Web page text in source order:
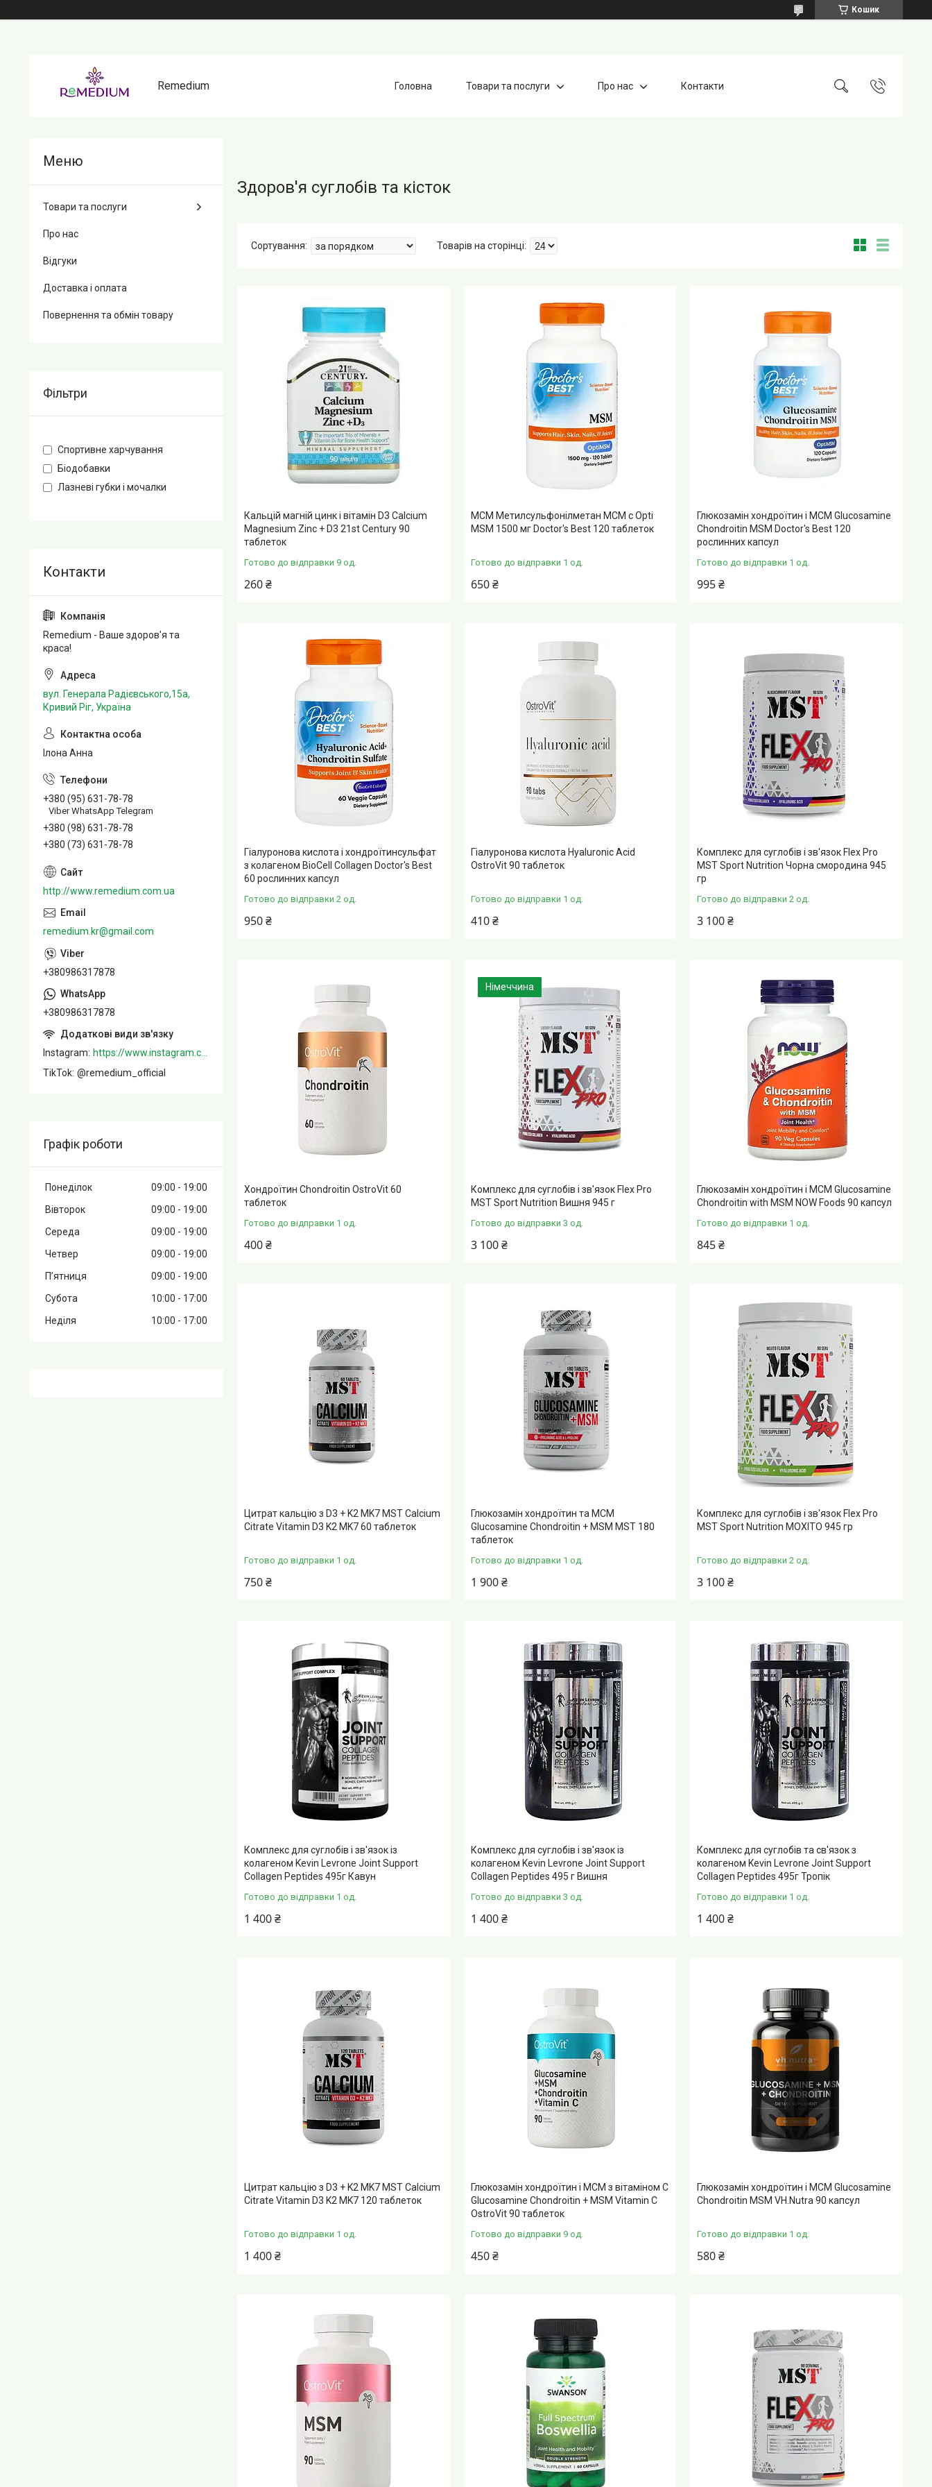
Кошик
Remedium Головна Товари та послуги Про нас Контакти
Здоров'я суглобів та кісток
Кальцій магній цинк і вітамін D3 Calcium
Magnesium Zinc + D3 21st Century 90
таблеток
Готово до відправки 9 од.
260 ₴
МСМ Метилсульфонілметан МСМ с Optі
MSM 1500 мг Doctor's Best 120 таблеток
Готово до відправки 1 од.
650 ₴
Глюкозамін хондроїтин і МСМ Glucosamine
Chondroitin MSM Doctor's Best 120
рослинних капсул
Готово до відправки 1 од.
995 ₴
Гіалуронова кислота і хондроїтинсульфат
з колагеном BioCell Collagen Doctor's Best
60 рослинних капсул
Готово до відправки 2 од.
950 ₴
Гіалуронова кислота Hyaluronic Acid
OstroVit 90 таблеток
Готово до відправки 1 од.
410 ₴
Комплекс для суглобів і зв'язок Flex Pro
MST Sport Nutrition Чорна смородина 945
гр
Готово до відправки 2 од.
3 100 ₴
Хондроїтин Chondroitin OstroVit 60
таблеток
Готово до відправки 1 од.
400 ₴
Німеччина
Комплекс для суглобів і зв'язок Flex Pro
MST Sport Nutrition Вишня 945 г
Готово до відправки 3 од.
3 100 ₴
Глюкозамін хондроїтин і МСМ Glucosamine
Chondroitin with MSM NOW Foods 90 капсул
Готово до відправки 1 од.
845 ₴
Цитрат кальцію з D3 + K2 MK7 MST Calcium
Citrate Vitamin D3 K2 MK7 60 таблеток
Готово до відправки 1 од.
750 ₴
Глюкозамін хондроїтин та МСМ
Glucosamine Chondroitin + MSM MST 180
таблеток
Готово до відправки 1 од.
1 900 ₴
Комплекс для суглобів і зв'язок Flex Pro
MST Sport Nutrition МОХІТО 945 гр
Готово до відправки 2 од.
3 100 ₴
Комплекс для суглобів і зв'язок із
колагеном Kevin Levrone Joint Support
Collagen Peptides 495г Кавун
Готово до відправки 1 од.
1 400 ₴
Комплекс для суглобів і зв'язок із
колагеном Kevin Levrone Joint Support
Collagen Peptides 495 г Вишня
Готово до відправки 3 од.
1 400 ₴
Комплекс для суглобів та св'язок з
колагеном Kevin Levrone Joint Support
Collagen Peptides 495г Тропік
Готово до відправки 1 од.
1 400 ₴
Цитрат кальцію з D3 + K2 MK7 MST Calcium
Citrate Vitamin D3 K2 MK7 120 таблеток
Готово до відправки 1 од.
1 400 ₴
Глюкозамін хондроїтин і МСМ з вітаміном C
Glucosamine Chondroitin + MSM Vitamin C
OstroVit 90 таблеток
Готово до відправки 9 од.
450 ₴
Глюкозамін хондроїтин і МСМ Glucosamine
Chondroitin MSM VH.Nutra 90 капсул
Готово до відправки 1 од.
580 ₴
Товари та послуги
Про нас
Відгуки
Доставка і оплата
Повернення та обмін товару
Фільтри
Спортивне харчування
Біодобавки
Лазневі губки і мочалки
Remedium - Ваше здоров'я та
краса!
вул. Генерала Радієвського,15а,
Кривий Ріг, Україна
Ілона Анна
+380 (95) 631-78-78
Viber WhatsApp Telegram
+380 (98) 631-78-78
+380 (73) 631-78-78
http://www.remedium.com.ua
remedium.kr@gmail.com
+380986317878
+380986317878
Instagram
https://www.instagram.com/remedium_ua/
TikTok @remedium_official
Графік роботи
Понеділок 09:00
19:00
Вівторок
09:00
19:00
Середа
09:00
19:00
Четвер
09:00
19:00
Пʼятниця
09:00
19:00
Субота
10:00
17:00
Неділя
10:00 17:00